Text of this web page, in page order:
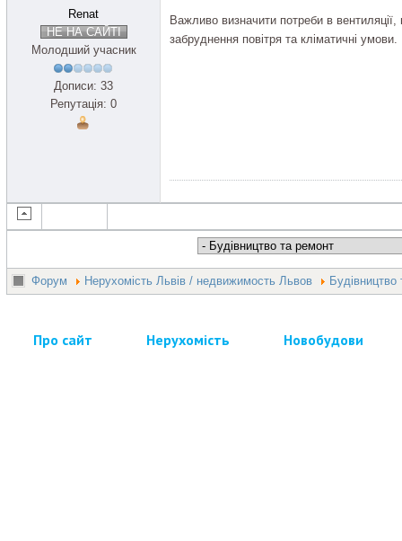
Renat
НЕ НА САЙТІ
Молодший учасник
Дописи: 33
Репутація: 0
Важливо визначити потреби в
забруднення повітря та кліматичні умови.
Форум Нерухомість Львів / недвижимость Львов Будівництво
Про сайт Нерухомість Новобудови